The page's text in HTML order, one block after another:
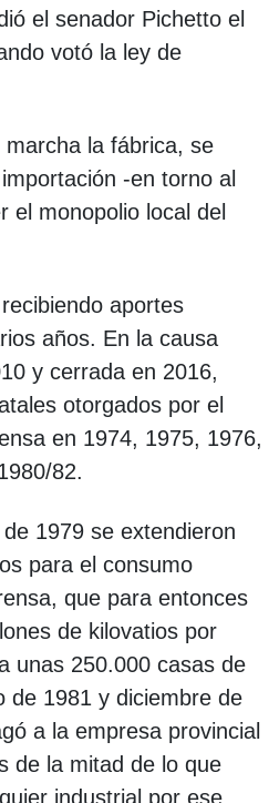
el senador Pichetto el
votó la ley de
la fábrica, se
-en torno al
el monopolio local del
aportes
años. En la causa
y cerrada en 2016,
otorgados por el
en 1974, 1975, 1976,
82.
1979 se extendieron
para el consumo
que para entonces
de kilovatios por
unas 250.000 casas de
de 1981 y diciembre de
a la empresa provincial
de la mitad de lo que
industrial por ese